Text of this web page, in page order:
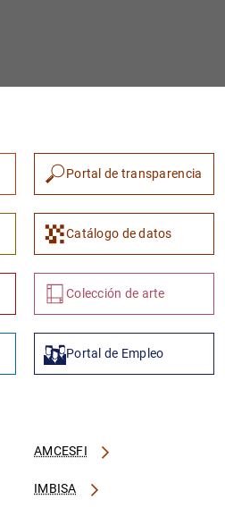
Portal de transparencia
Catálogo de datos
Colección de arte
Portal de Empleo
AMCESFI
IMBISA